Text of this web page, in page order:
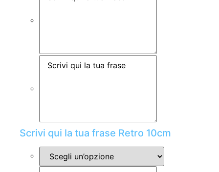
Scrivi qui la tua frase Retro 10cm